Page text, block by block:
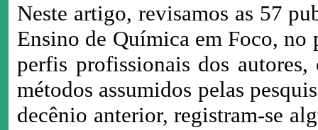
Neste artigo, revisamos as 57
Ensino de Química em Foco, no
perfis profissionais dos
métodos assumidos pelas
decênio anterior, registram-se